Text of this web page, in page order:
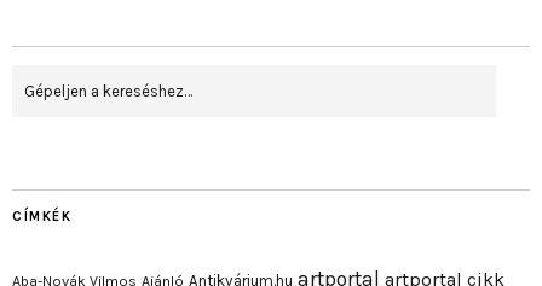
CÍMKÉK
Aba-Novák Vilmos Ajánló Antikvárium.hu artportal artportal cikk